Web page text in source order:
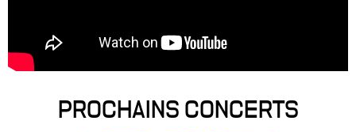
PROCHAINS CONCERTS